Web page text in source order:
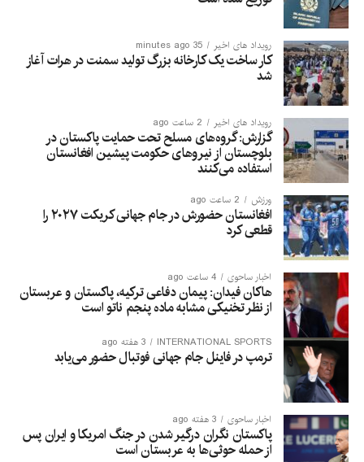
رویداد های اخیر 35 minutes ago
کار ساخت یک کارخانه بزرگ تولید سمنت در هرات آغاز
شد
رویداد های اخیر 2 ساعت ago
گزارش: گروه‌های مسلح تحت حمایت پاکستان در
بلوچستان از نیروهای حکومت پیشین افغانستان
استفاده می‌کنند
ورزش 2 ساعت ago
افغانستان حضورش در جام جهانی کریکت ۲۰۲۷ را
قطعی کرد
اخبار ساحوی 4 ساعت ago
هاکان فیدان: پیمان دفاعی ترکیه، پاکستان و عربستان
از نظر تخنیکی مشابه ماده پنجم ناتو است
INTERNATIONAL SPORTS 3 هفته ago
ترمپ در فاینل جام جهانی فوتبال حضور می‌یابد
اخبار ساحوی 3 هفته ago
پاکستان نگران درگیر شدن در جنگ امریکا و ایران پس
از حمله حوثی‌ها به عربستان است